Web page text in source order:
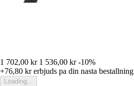
1 702,00 kr 1 536,00 kr -10%
+76,80 krerbjuds pa din nasta bestallning
Loading...